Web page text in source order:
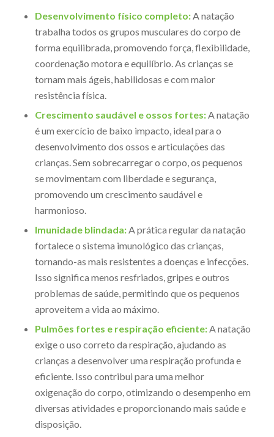
Desenvolvimento físico completo:A natação
trabalha todos os grupos musculares do corpo de
forma equilibrada, promovendo força, flexibilidade,
coordenação motora e equilíbrio. As crianças se
tornam mais ágeis, habilidosas e com maior
resistência física.
Crescimento saudável e ossos fortes:A natação
é um exercício de baixo impacto, ideal para o
desenvolvimento dos ossos e articulações das
crianças. Sem sobrecarregar o corpo, os pequenos
se movimentam com liberdade e segurança,
promovendo um crescimento saudável e
harmonioso.
Imunidade blindada:A prática regular da natação
fortalece o sistema imunológico das crianças,
tornando-as mais resistentes a doenças e infecções.
Isso significa menos resfriados, gripes e outros
problemas de saúde, permitindo que os pequenos
aproveitem a vida ao máximo.
Pulmões fortes e respiração eficiente:A natação
exige o uso correto da respiração, ajudando as
crianças a desenvolver uma respiração profunda e
eficiente. Isso contribui para uma melhor
oxigenação do corpo, otimizando o desempenho em
diversas atividades e proporcionando mais saúde e
disposição.